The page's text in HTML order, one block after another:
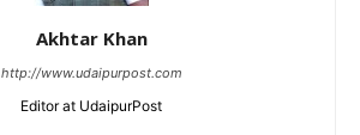
Akhtar Khan
http://www.udaipurpost.com
Editor at UdaipurPost